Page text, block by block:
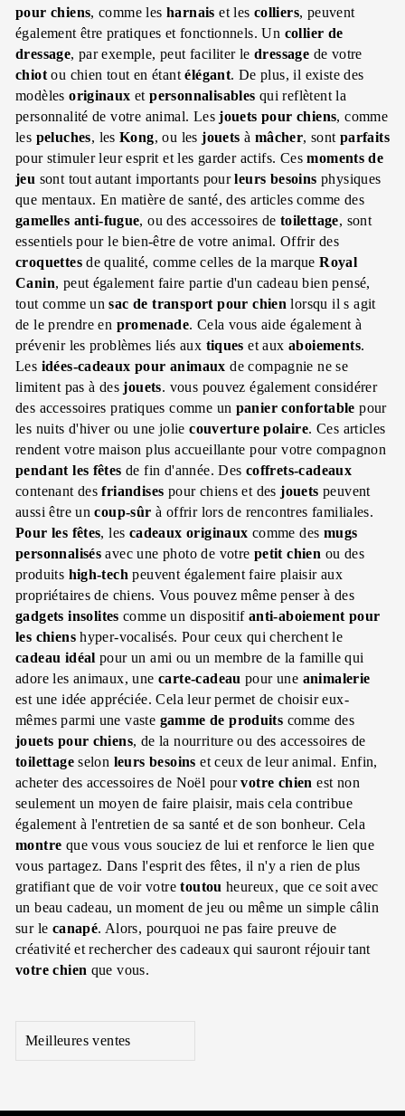
pour chiens, comme lesharnais et les colliers, peuvent
également être pratiques et fonctionnels. Un collier de
dressage, par exemple, peut faciliter ledressage de votre
chiotou chien tout en étantélégant. De plus, il existe des
modèlesoriginaux etpersonnalisables qui reflètent la
personnalité de votre animal. Lesjouets pour chiens, comme
les peluches, lesKong, ou lesjouets à mâcher, sont parfaits
pour stimuler leur esprit et les garder actifs. Cesmoments de
jeu sont tout autant importants pourleurs besoins physiques
que mentaux. En matière de santé, des articles comme des
gamelles anti-fugue, ou des accessoires de toilettage, sont
essentiels pour le bien-être de votre animal. Offrir des
croquettesde qualité, comme celles de la marqueRoyal
Canin, peut également faire partie d'un cadeau bien pensé,
tout comme unsac de transport pour chien lorsqu il s agit
de le prendre en promenade. Cela vous aide également à
prévenir les problèmes liés aux tiques et auxaboiements.
Les idées-cadeaux pour animaux de compagnie ne se
limitent pas à desjouets. vous pouvez également considérer
des accessoires pratiques comme un panier confortable pour
les nuits d'hiver ou une joliecouverture polaire. Ces articles
rendent votre maison plus accueillante pour votre compagnon
pendant les fêtes de fin d'année. Des coffrets-cadeaux
contenant desfriandises pour chiens et desjouets peuvent
aussi être uncoup-sûr à offrir lors de rencontres familiales.
Pour les fêtes, les cadeaux originaux comme des mugs
personnalisés avec une photo de votre petit chien ou des
produits high-tech peuvent également faire plaisir aux
propriétaires de chiens. Vous pouvez même penser à des
gadgets insolites comme un dispositif anti-aboiement pour
les chienshyper-vocalisés. Pour ceux qui cherchent le
cadeau idéal pour un ami ou un membre de la famille qui
adore les animaux, une carte-cadeau pour une animalerie
est une idée appréciée. Cela leur permet de choisir eux-
mêmes parmi une vaste gamme de produits comme des
jouets pour chiens, de la nourriture ou des accessoires de
toilettageselon leurs besoins et ceux de leur animal. Enfin,
acheter des accessoires de Noël pourvotre chien est non
seulement un moyen de faire plaisir, mais cela contribue
également à l'entretien de sa santé et de son bonheur. Cela
montre que vous vous souciez de lui et renforce le lien que
vous partagez. Dans l'esprit des fêtes, il n'y a rien de plus
gratifiant que de voir votretoutou heureux, que ce soit avec
un beau cadeau, un moment de jeu ou même un simple câlin
sur le canapé. Alors, pourquoi ne pas faire preuve de
créativité et rechercher des cadeaux qui sauront réjouir tant
votre chien que vous.